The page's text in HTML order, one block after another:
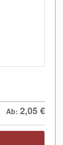
Ab: 2,05€